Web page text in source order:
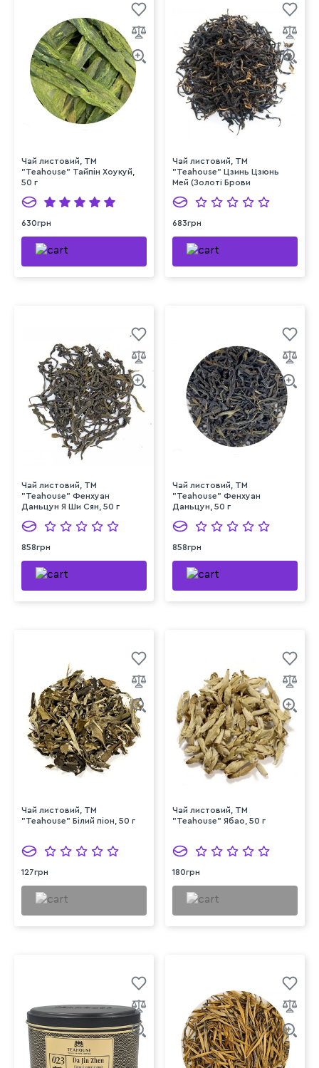
Чай листовий, ТМ
"Teahouse" Тайпін Хоукуй,
50 г
630грн
Чай листовий, ТМ
"Teahouse" Цзинь Цзюнь
Мей (Золоті Брови
683грн
Чай листовий, ТМ
"Teahouse" Фенхуан
Даньцун Я Ши Сян, 50 г
858грн
Чай листовий, ТМ
"Teahouse" Фенхуан
Даньцун, 50 г
858грн
Чай листовий, ТМ
"Teahouse" Білий піон, 50 г
127грн
Чай листовий, ТМ
"Teahouse" Ябао, 50 г
180грн